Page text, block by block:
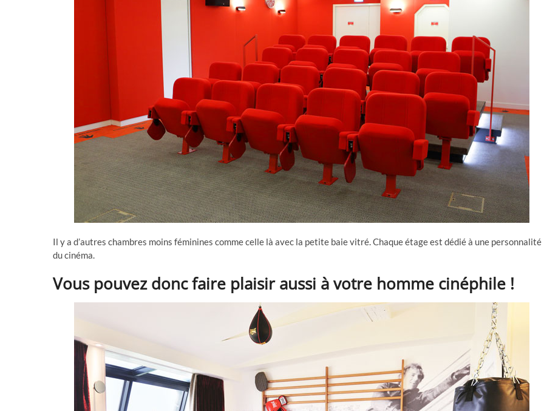
Il y a d’autres chambres moins féminines comme celle là avec la petite baie vitré. Chaque étage est dédié à une personnalité
du cinéma.
Vous pouvez donc faire plaisir aussi à votre homme cinéphile !